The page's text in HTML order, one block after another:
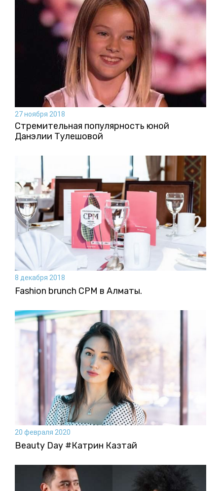
27 ноября 2018
Стремительная популярность юной
Данэлии Тулешовой
8 декабря 2018
Fashion brunch CPM в Алматы.
20 февраля 2020
Beauty Day #Катрин Казтай